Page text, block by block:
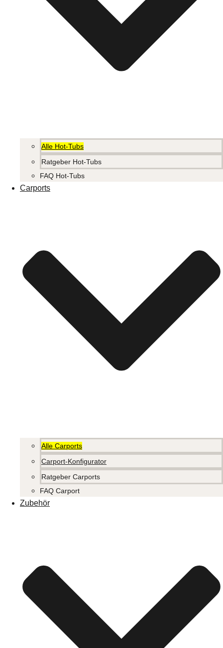
Alle Hot-Tubs
Ratgeber Hot-Tubs
FAQ Hot-Tubs
Carports
Alle Carports
Carport-Konfigurator
Ratgeber Carports
FAQ Carport
Zubehör